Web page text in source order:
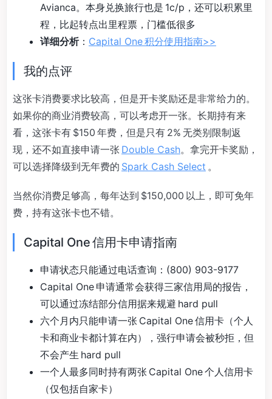
Avianca。本身兑换旅行也是 1c/p，还可以积累里
程，比起转点出里程票，门槛低很多
详细分析： Capital One 积分使用指南>>
我的点评
这张卡消费要求比较高，但是开卡奖励还是非常给力的。
如果你的商业消费较高，可以考虑开一张。长期持有来
看，这张卡有 $150 年费，但是只有 2% 无类别限制返
现，还不如直接申请一张 Double Cash。拿完开卡奖励，
可以选择降级到无年费的 Spark Cash Select 。
当然你消费足够高，每年达到 $150,000 以上，即可免年
费，持有这张卡也不错。
Capital One 信用卡申请指南
申请状态只能通过电话查询：(800) 903-9177
Capital One 申请通常会获得三家信用局的报告，
可以通过冻结部分信用据来规避 hard pull
六个月内只能申请一张 Capital One 信用卡（个人
卡和商业卡都计算在内），强行申请会被秒拒，但
不会产生 hard pull
一个人最多同时持有两张 Capital One 个人信用卡
（仅包括自家卡）